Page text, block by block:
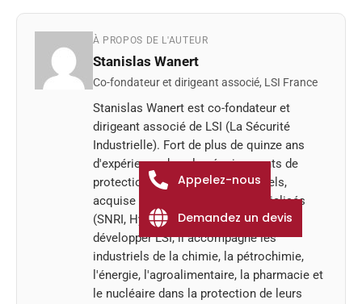
À PROPOS DE L'AUTEUR
Stanislas Wanert
Co-fondateur et dirigeant associé, LSI France
Stanislas Wanert est co-fondateur et
dirigeant associé de LSI (La Sécurité
Industrielle). Fort de plus de quinze ans
d'expérience dans les équipements de
protection des procédés industriels,
acquise au sein de groupes spécialisés
(SNRI, Hydronalp, Helyon) avant de
développer LSI, il accompagne les
industriels de la chimie, la pétrochimie,
l'énergie, l'agroalimentaire, la pharmacie et
le nucléaire dans la protection de leurs
Appelez-nous
Demandez un devis